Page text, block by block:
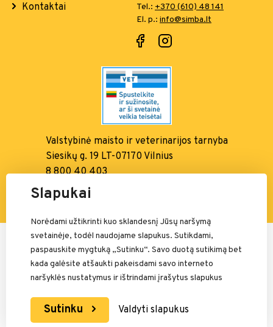
Kontaktai
Tel.: +370 (610) 48 141
El. p.: info@simba.lt
Valstybinė maisto ir veterinarijos tarnyba
Siesikų g. 19 LT-07170 Vilnius
8 800 40 403
info@vmvt.lt, www.vmvt.lt
Mokėjimais rūpinasi:
Slapukai
Norėdami užtikrinti kuo sklandesnį Jūsų naršymą
svetainėje, todėl naudojame slapukus. Sutikdami,
paspauskite mygtuką „Sutinku“. Savo duotą sutikimą bet
kada galėsite atšaukti pakeisdami savo interneto
naršyklės nustatymus ir ištrindami įrašytus slapukus
Sutinku Valdyti slapukus